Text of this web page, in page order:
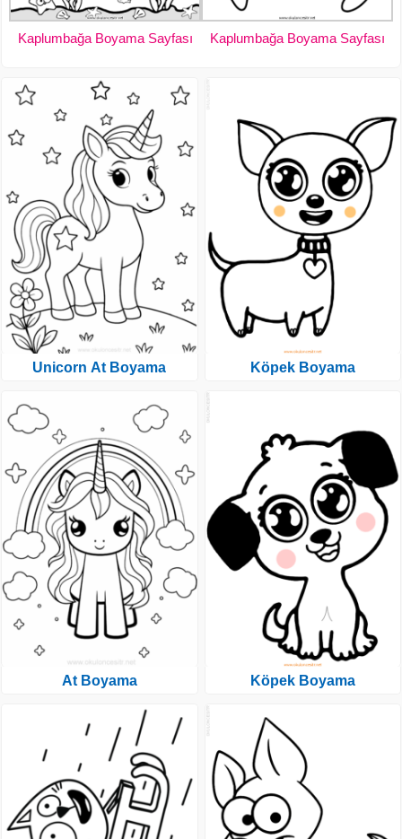
Kaplumbağa Boyama Sayfası Kaplumbağa Boyama Sayfası
Unicorn At Boyama
At Boyama
Köpek Boyama
Köpek Boyama